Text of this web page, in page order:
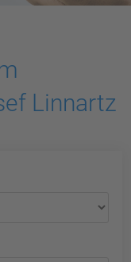
Linnartz